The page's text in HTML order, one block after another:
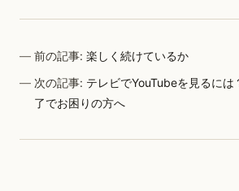
前の記事:楽しく続けているか
次の記事: テレビでYouTubeを見るに
了でお困りの方へ